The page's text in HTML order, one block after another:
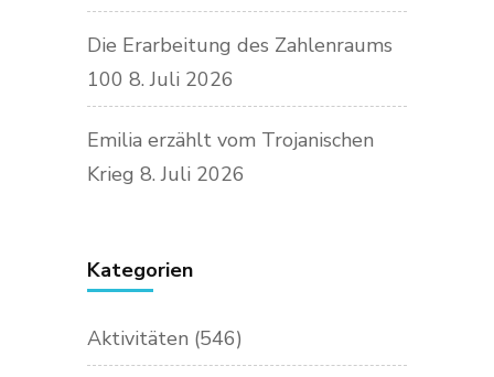
Die Erarbeitung des Zahlenraums
100 8. Juli 2026
Emilia erzählt vom Trojanischen
Krieg 8. Juli 2026
Kategorien
Aktivitäten (546)